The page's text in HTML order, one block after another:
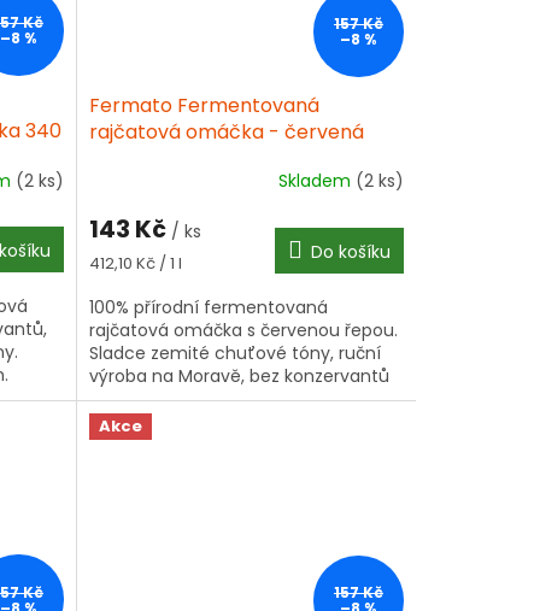
Kč
–8 %
340
(2 ks)
157 Kč
–8 %
Fermato Fermentovaná
rajčatová omáčka - červená
Skladem (2 ks)
143 Kč / ks
Měrná
412,10 Kč / 1 l Do košíku
100% přírodní fermentovaná
rajčatová omáčka s červenou řepou.
Sladce zemité chuťové tóny, ruční
výroba na Moravě, bez konzervantů
a barviv, ideální k salátům i sýrům
Kč
Akce
157 Kč